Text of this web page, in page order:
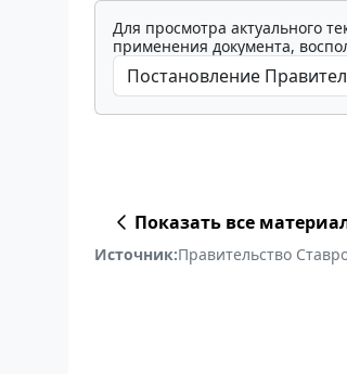
Для просмотра актуального
применения документа,
Показать все
Источник:Правительство